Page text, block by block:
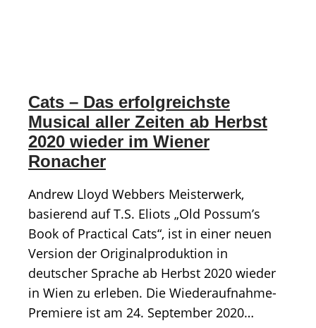
Cats – Das erfolgreichste
Musical aller Zeiten ab Herbst
2020 wieder im Wiener
Ronacher
Andrew Lloyd Webbers Meisterwerk,
basierend auf T.S. Eliots „Old Possum’s
Book of Practical Cats“, ist in einer neuen
Version der Originalproduktion in
deutscher Sprache ab Herbst 2020 wieder
in Wien zu erleben. Die Wiederaufnahme-
Premiere ist am 24. September 2020…